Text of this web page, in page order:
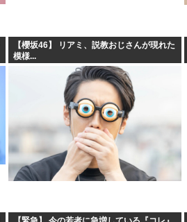
【櫻坂46】 リアミ、説教おじさんが現れた
模様...